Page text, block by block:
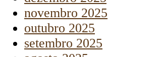
novembro 2025
outubro 2025
setembro 2025